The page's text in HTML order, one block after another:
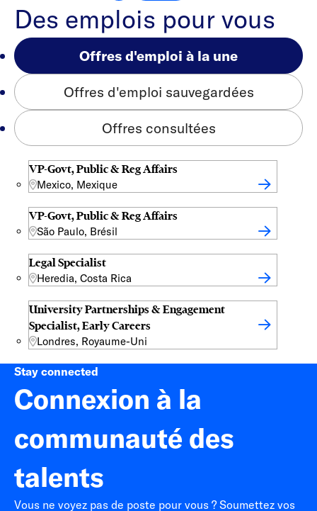
Des emplois pour vous
Offres d'emploi à la une
Offres d'emploi sauvegardées
Offres consultées
VP-Govt, Public & Reg Affairs
Mexico, Mexique
VP-Govt, Public & Reg Affairs
São Paulo, Brésil
Legal Specialist
Heredia, Costa Rica
University Partnerships & Engagement
Specialist, Early Careers
Londres, Royaume-Uni
Stay connected
Connexion à la
communauté des
talents
Vous ne voyez pas de poste pour vous ? Soumettez vos